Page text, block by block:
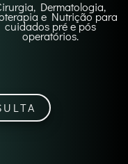
Dermatologia,
e Nutrição para
cuidados pré e pós
operatórios.